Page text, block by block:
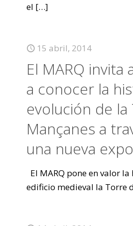
el […]
15 abril, 2014
El MARQ invita
a conocer la
evolución de
Mançanes a
una nueva
El MARQ pone en valor
edificio medieval la Torre